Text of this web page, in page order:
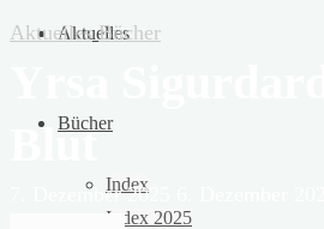
Aktuelles
Bücher
Index
Index 2025
Aktuelles Bücher
Blut
7. Dezember 2025